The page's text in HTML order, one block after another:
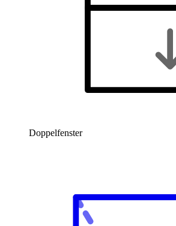
Doppelfenster